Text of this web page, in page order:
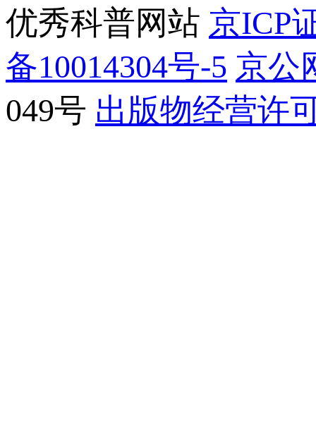
优秀科普网站 京ICP
备10014304号-5 京公
049号 出版物经营许